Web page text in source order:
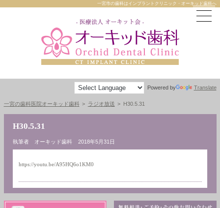
一宮市の歯科はインプラントクリニック・オーキッド歯科へ
Powered by Translate
一宮の歯科医院オーキッド歯科 ラジオ放送 H30.5.31
H30.5.31
執筆者 オーキッド歯科 2018年5月31日
https://youtu.be/A95HQ6o1KM0